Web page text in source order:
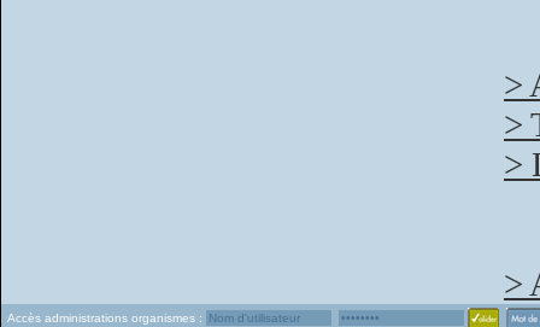
>
>
>
>
Accès administrations organismes :